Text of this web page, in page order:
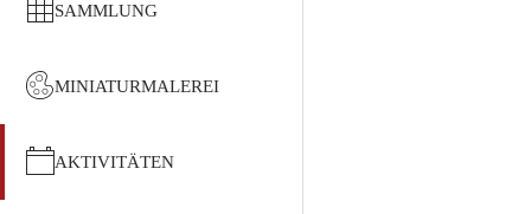
SAMMLUNG
MINIATURMALEREI
AKTIVITÄTEN